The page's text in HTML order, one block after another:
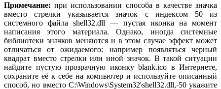
Примечание: при использовании способа в качестве значка
вместо стрелки указывается значок с индексом 50 из
системного файла shell32.dll — пустая иконка на момент
написания этого материала. Однако, иногда системные
библиотеки значков меняются и в этом случае эффект может
отличаться от ожидаемого: например появляться черный
квадрат вместо стрелки или иной значок. В такой ситуации
найдите пустую прозрачную иконку blank.ico в Интернете,
сохраните её к себе на компьютер и используйте описанный
способ, но вместо C:\Windows\System32\shell32.dll,-50 укажите